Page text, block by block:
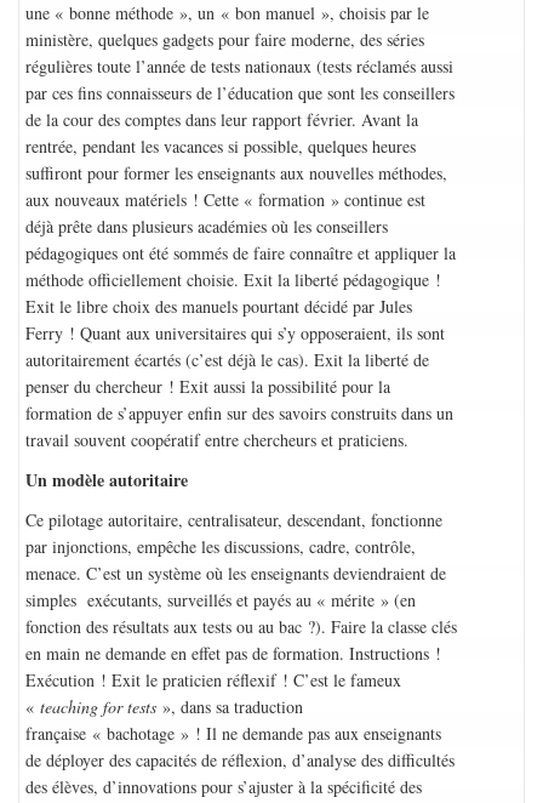
une « bonne méthode », un « bon manuel », choisis par le
ministère, quelques gadgets pour faire moderne, des séries
régulières toute l’année de tests nationaux (tests réclamés aussi
par ces fins connaisseurs de l’éducation que sont les conseillers
de la cour des comptes dans leur rapport février. Avant la
rentrée, pendant les vacances si possible, quelques heures
suffiront pour former les enseignants aux nouvelles méthodes,
aux nouveaux matériels ! Cette « formation » continue est
déjà prête dans plusieurs académies où les conseillers
pédagogiques ont été sommés de faire connaître et appliquer la
méthode officiellement choisie. Exit la liberté pédagogique !
Exit le libre choix des manuels pourtant décidé par Jules
Ferry ! Quant aux universitaires qui s’y opposeraient, ils sont
autoritairement écartés (c’est déjà le cas). Exit la liberté de
penser du chercheur ! Exit aussi la possibilité pour la
formation de s’appuyer enfin sur des savoirs construits dans un
travail souvent coopératif entre chercheurs et praticiens.
Un modèle autoritaire
Ce pilotage autoritaire, centralisateur, descendant, fonctionne
par injonctions, empêche les discussions, cadre, contrôle,
menace. C’est un système où les enseignants deviendraient de
simples exécutants, surveillés et payés au « mérite » (en
fonction des résultats aux tests ou au bac ?). Faire la classe clés
en main ne demande en effet pas de formation. Instructions !
Exécution ! Exit le praticien réflexif ! C’est le fameux
« teaching for tests », dans sa traduction
française « bachotage » ! Il ne demande pas aux enseignants
de déployer des capacités de réflexion, d’analyse des difficultés
des élèves, d’innovations pour s’ajuster à la spécificité des